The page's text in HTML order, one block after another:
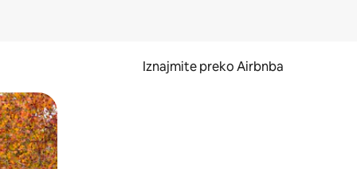
Iznajmite preko Airbnba